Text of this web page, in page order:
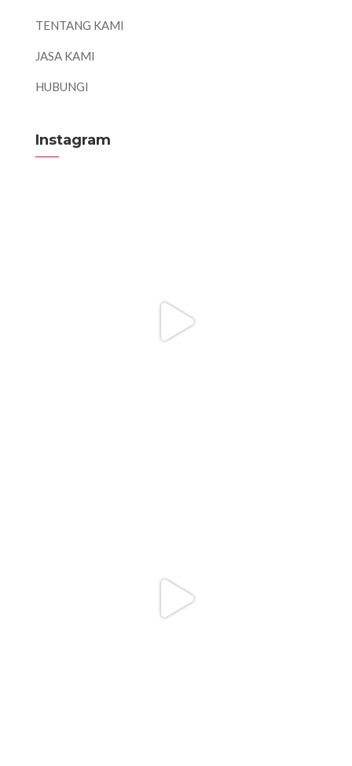
TENTANG KAMI
JASA KAMI
HUBUNGI
Instagram